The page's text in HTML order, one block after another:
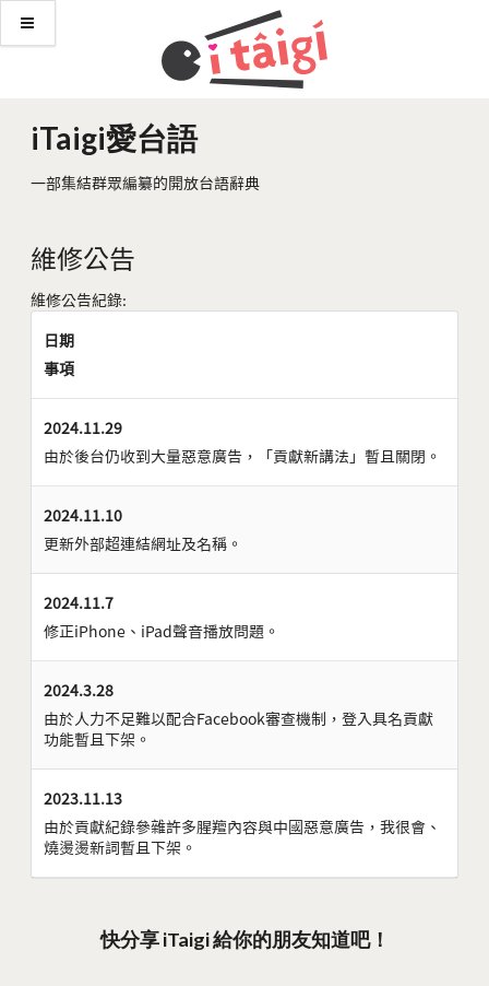
iTaigi愛台語
一部集結群眾編纂的開放台語辭典
維修公告
維修公告紀錄:
日期
事項
2024.11.29
由於後台仍收到大量惡意廣告，「貢獻新講法」暫且關閉。
2024.11.10
更新外部超連結網址及名稱。
2024.11.7
修正iPhone、iPad聲音播放問題。
2024.3.28
由於人力不足難以配合Facebook審查機制，登入具名貢獻
功能暫且下架。
2023.11.13
由於貢獻紀錄參雜許多腥羶內容與中國惡意廣告，我很會、
燒燙燙新詞暫且下架。
快分享 iTaigi 給你的朋友知道吧！